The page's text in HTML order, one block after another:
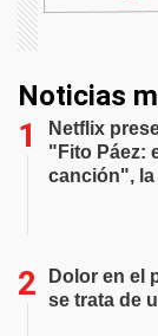
Noticias
Netflix
"Fito Páez:
canción",
Dolor en el
se trata de